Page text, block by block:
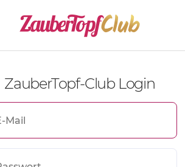
ZauberTopf-Club Login